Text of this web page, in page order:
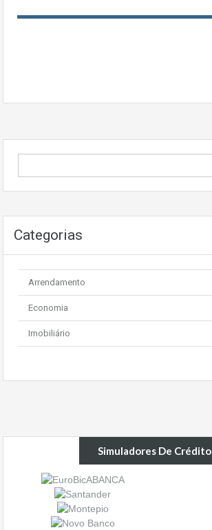
Categorias
Arrendamento
Economia
Imobiliário
Simuladores De Crédito